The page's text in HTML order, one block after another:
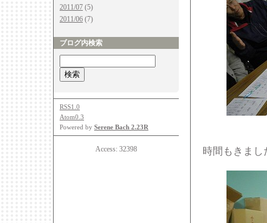
2011/07 (5)
2011/06 (7)
ブログ内検索
RSS1.0
Atom0.3
Powered by Serene Bach 2.23R
Access: 32398 時間もきまし